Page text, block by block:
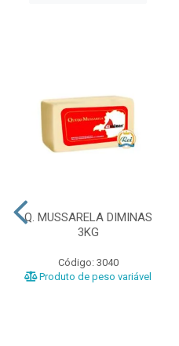
Q. MUSSARELA DIMINAS
3KG
Código: 3040
Produto de peso variável